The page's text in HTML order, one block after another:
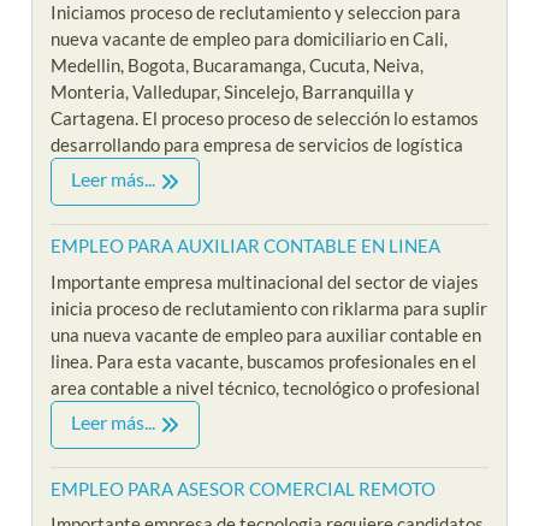
Iniciamos proceso de reclutamiento y seleccion para
nueva vacante de empleo para domiciliario en Cali,
Medellin, Bogota, Bucaramanga, Cucuta, Neiva,
Monteria, Valledupar, Sincelejo, Barranquilla y
Cartagena. El proceso proceso de selección lo estamos
desarrollando para empresa de servicios de logística
Leer más...
EMPLEO PARA AUXILIAR CONTABLE EN LINEA
Importante empresa multinacional del sector de viajes
inicia proceso de reclutamiento con riklarma para suplir
una nueva vacante de empleo para auxiliar contable en
linea. Para esta vacante, buscamos profesionales en el
area contable a nivel técnico, tecnológico o profesional
Leer más...
EMPLEO PARA ASESOR COMERCIAL REMOTO